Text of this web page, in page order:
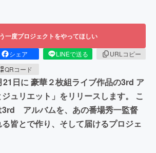
一度プロジェクトをやってほしい
シェア LINEで送る
URLコピー
QRコード
21日に 豪華２枚組ライブ作品の3rd ア
ュリエット」をリリースします。 こ
3rd アルバムを、あの番場秀一監督
皆とで作り、そして届けるプロジェ